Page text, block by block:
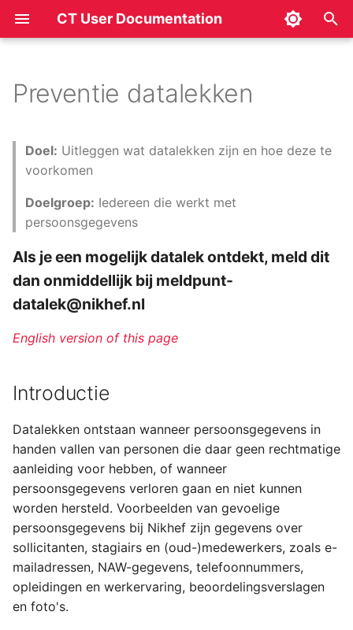
CT User Documentation
z
i
n
a
r
c
h
Introductie
Instructies
datalekken
persoonsgegevens
Versleutelen van
Verwijzingen
Preventie datalekken
Doel: Uitleggen wat datalekken zijn en hoe deze te
voorkomen
Doelgroep: Iedereen die werkt met
persoonsgegevens
Als je een mogelijk datalek ontdekt, meld dit
dan onmiddellijk bij meldpunt-
datalek@nikhef.nl
English version of this page
Introductie
Datalekken ontstaan wanneer persoonsgegevens in
handen vallen van personen die daar geen rechtmatige
aanleiding voor hebben, of wanneer
persoonsgegevens verloren gaan en niet kunnen
worden hersteld. Voorbeelden van gevoelige
persoonsgegevens bij Nikhef zijn gegevens over
sollicitanten, stagiairs en (oud-)medewerkers, zoals e-
mailadressen, NAW-gegevens, telefoonnummers,
opleidingen en werkervaring, beoordelingsverslagen
en foto's.